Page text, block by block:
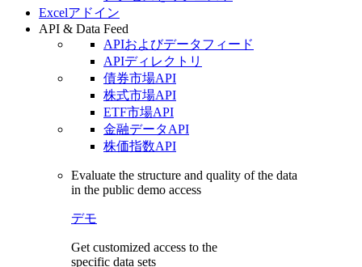
Excelアドイン
API & Data Feed
APIおよびデータフィード
APIディレクトリ
債券市場API
株式市場API
ETF市場API
金融データAPI
株価指数API
Evaluate the structure and quality of the data
in the public demo access
デモ
Get customized access to the
specific data sets